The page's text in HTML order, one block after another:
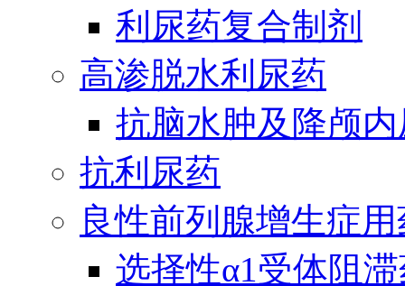
利尿药复合制剂
高渗脱水利尿药
抗脑水肿及降颅
抗利尿药
良性前列腺增生症
选择性α1受体阻